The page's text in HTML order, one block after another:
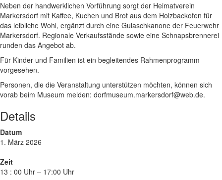
Neben der handwerklichen Vorführung sorgt der Heimatverein
Markersdorf mit Kaffee, Kuchen und Brot aus dem Holzbackofen für
das leibliche Wohl, ergänzt durch eine Gulaschkanone der Feuerwehr
Markersdorf. Regionale Verkaufsstände sowie eine Schnapsbrennerei
runden das Angebot ab.
Für Kinder und Familien ist ein begleitendes Rahmenprogramm
vorgesehen.
Personen, die die Veranstaltung unterstützen möchten, können sich
vorab beim Museum melden: dorfmuseum.markersdorf@web.de.
Details
Datum
1. März 2026
Zeit
13 : 00 Uhr – 17:00 Uhr